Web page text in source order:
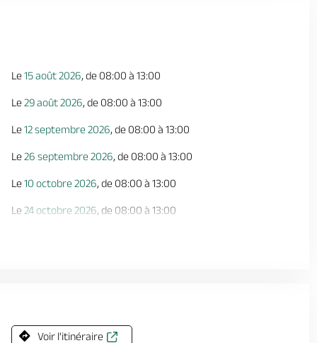
Le15 août 2026, de 08:00 à 13:00
Le29 août 2026, de 08:00 à 13:00
Le12 septembre 2026, de 08:00 à 13:00
Le26 septembre 2026, de 08:00 à 13:00
Le10 octobre 2026, de 08:00 à 13:00
Le 24 octobre 2026, de 08:00 à 13:00
Voir l'itinéraire